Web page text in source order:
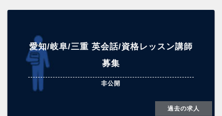
愛知/岐阜/三重 英会話/資格レッスン講師
募集
非公開
過去の求人